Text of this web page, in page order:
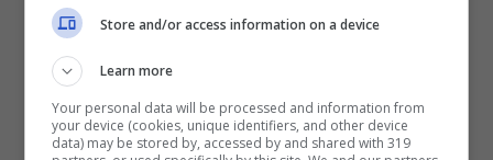
Aroma dolce e corroborante alla miscela da fumare –
Turiweb.it
Store and/or access information on a device
Learn more
Your personal data will be processed and information from
your device (cookies, unique identifiers, and other device
data) may be stored by, accessed by and shared with 319